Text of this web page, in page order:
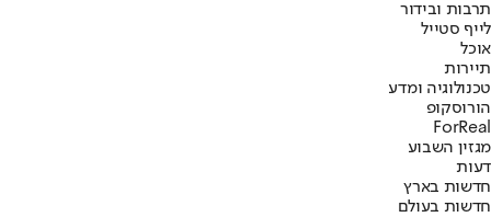
תרבות ובידור
לייף סטייל
אוכל
תיירות
טכנולוגיה ומדע
הורוסקופ
ForReal
מגזין השבוע
דעות
חדשות בארץ
חדשות בעולם